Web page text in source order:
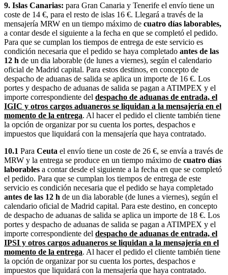
9. Islas Canarias: para Gran Canaria y Tenerife el envío tiene un
coste de 14 €, para el resto de islas 16 €. Llegará a través de la
mensajería MRW en un tiempo máximo de cuatro días laborables,
a contar desde el siguiente a la fecha en que se completó el pedido.
Para que se cumplan los tiempos de entrega de este servicio es
condición necesaria que el pedido se haya completado antes de las
12 h de un dia laborable (de lunes a viernes), según el calendario
oficial de Madrid capital. Para estos destinos, en concepto de
despacho de aduanas de salida se aplica un importe de 16 €. Los
portes y despacho de aduanas de salida se pagan a ATIMPEX y el
importe correspondiente del despacho de aduanas de entrada, el
IGIC y otros cargos aduaneros se liquidan a la mensajería en el
momento de la entrega. Al hacer el pedido el cliente también tiene
la opción de organizar por su cuenta los portes, despachos e
impuestos que liquidará con la mensajería que haya contratado.
10.1 Para Ceuta el envío tiene un coste de 26 €, se envía a través de
MRW y la entrega se produce en un tiempo máximo de cuatro días
laborables a contar desde el siguiente a la fecha en que se completó
el pedido. Para que se cumplan los tiempos de entrega de este
servicio es condición necesaria que el pedido se haya completado
antes de las 12 h de un dia laborable (de lunes a viernes), según el
calendario oficial de Madrid capital. Para este destino, en concepto
de despacho de aduanas de salida se aplica un importe de 18 €. Los
portes y despacho de aduanas de salida se pagan a ATIMPEX y el
importe correspondiente del despacho de aduanas de entrada, el
IPSI y otros cargos aduaneros se liquidan a la mensajería en el
momento de la entrega. Al hacer el pedido el cliente también tiene
la opción de organizar por su cuenta los portes, despachos e
impuestos que liquidará con la mensajería que haya contratado.